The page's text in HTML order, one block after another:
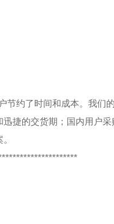
节约了时间和成本。我们
捷的交货期；国内用户